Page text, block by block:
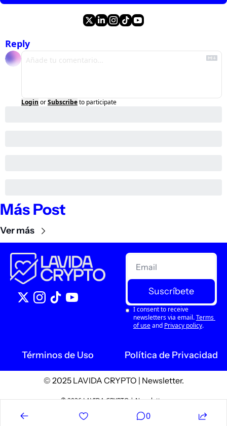
Reply
Login orSubscribeto participate
Más Post
Ver más
Suscríbete
I consent to receive
newsletters via email.Terms
of useand Privacy policy.
Términos de Uso Política de Privacidad
© 2025 LAVIDA CRYPTO | Newsletter.
© 2026 LAVIDA CRYPTO | Newsletter.
Powered by beehiiv0